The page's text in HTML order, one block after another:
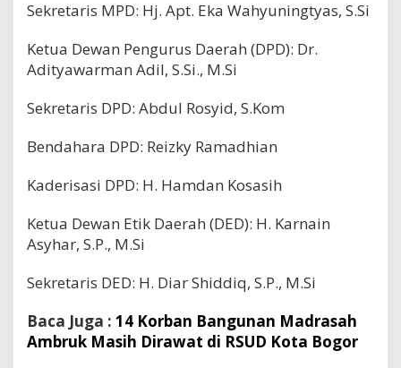
Sekretaris MPD: Hj. Apt. Eka Wahyuningtyas, S.Si
Ketua Dewan Pengurus Daerah (DPD): Dr.
Adityawarman Adil, S.Si., M.Si
Sekretaris DPD: Abdul Rosyid, S.Kom
Bendahara DPD: Reizky Ramadhian
Kaderisasi DPD: H. Hamdan Kosasih
Ketua Dewan Etik Daerah (DED): H. Karnain
Asyhar, S.P., M.Si
Sekretaris DED: H. Diar Shiddiq, S.P., M.Si
Baca Juga : 14 Korban Bangunan Madrasah
Ambruk Masih Dirawat di RSUD Kota Bogor